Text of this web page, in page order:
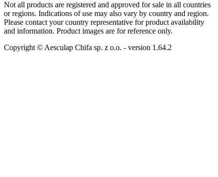
Not all products are registered and approved for sale in all countries
or regions. Indications of use may also vary by country and region.
Please contact your country representative for product availability
and information. Product images are for reference only.
Copyright © Aesculap Chifa sp. z o.o. - version 1.64.2